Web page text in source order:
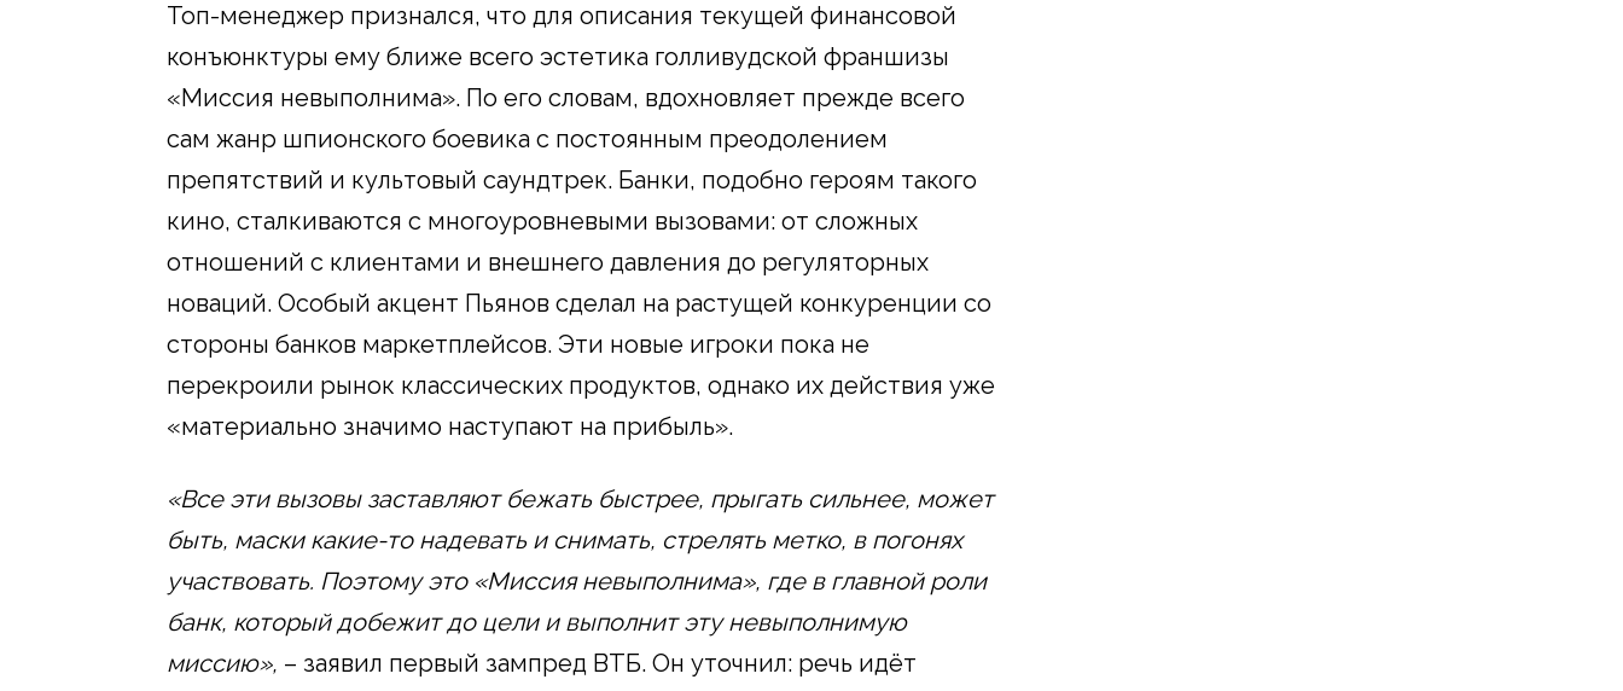
Топ-менеджер признался, что для описания текущей финансовой
конъюнктуры ему ближе всего эстетика голливудской франшизы
«Миссия невыполнима». По его словам, вдохновляет прежде всего
сам жанр шпионского боевика с постоянным преодолением
препятствий и культовый саундтрек. Банки, подобно героям такого
кино, сталкиваются с многоуровневыми вызовами: от сложных
отношений с клиентами и внешнего давления до регуляторных
новаций. Особый акцент Пьянов сделал на растущей конкуренции со
стороны банков маркетплейсов. Эти новые игроки пока не
перекроили рынок классических продуктов, однако их действия уже
«материально значимо наступают на прибыль».
«Все эти вызовы заставляют бежать быстрее, прыгать сильнее, может
быть, маски какие-то надевать и снимать, стрелять метко, в погонях
участвовать. Поэтому это «Миссия невыполнима», где в главной роли
банк, который добежит до цели и выполнит эту невыполнимую
миссию», – заявил первый зампред ВТБ. Он уточнил: речь идёт